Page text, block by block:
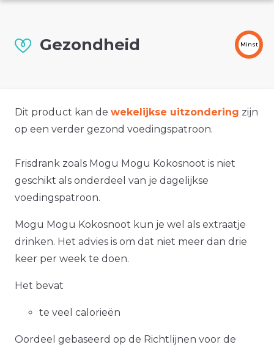
Gezondheid Minst
Dit product kan de wekelijkse uitzondering zijn
op een verder gezond voedingspatroon.
Frisdrank zoals Mogu Mogu Kokosnoot is niet
geschikt als onderdeel van je dagelijkse
voedingspatroon.
Mogu Mogu Kokosnoot kun je wel als extraatje
drinken. Het advies is om dat niet meer dan drie
keer per week te doen.
Het bevat
te veel calorieën
Oordeel gebaseerd op de Richtlijnen voor de